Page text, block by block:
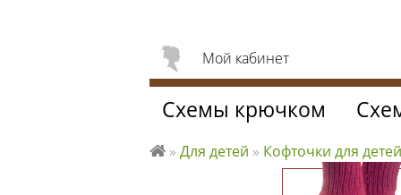
Мой кабинет
Схемы крючком
» Для детей » Кофточки для детей